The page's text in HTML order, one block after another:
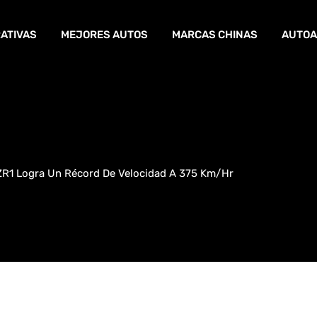
MEJORES AUTOS MARCAS CHINAS
Logra Un Récord De Velocidad A 375 Km/hr